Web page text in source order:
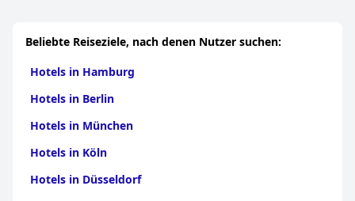
Beliebte Reiseziele, nach denen Nutzer suchen:
Hotels in Hamburg
Hotels in Berlin
Hotels in München
Hotels in Köln
Hotels in Düsseldorf